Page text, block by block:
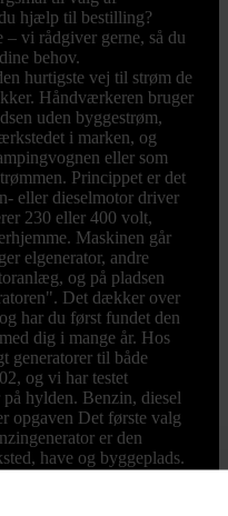
hjælp til bestilling?
vi rådgiver gerne, så du
behov.
hurtigste vej til strøm de
Håndværkeren bruger
uden byggestrøm,
i marken, og
eller som
Princippet er det
eller dieselmotor driver
230 eller 400 volt,
Maskinen går
elgenerator, andre
og på pladsen
Det dækker over
har du først fundet den
dig i mange år. Hos
generatorer til både
og vi har testet
hylden. Benzin, diesel
opgaven Det første valg
er den
have og byggeplads.
kraftige maskiner på